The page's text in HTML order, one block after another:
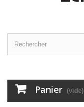
Panier (vide)